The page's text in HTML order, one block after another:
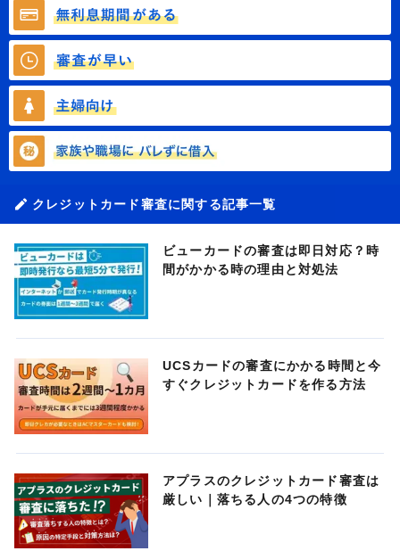
クレジットカード審査に関する記事一覧
ビューカードの審査は即日対応？時
間がかかる時の理由と対処法
UCSカードの審査にかかる時間と今
すぐクレジットカードを作る方法
アプラスのクレジットカード審査は
厳しい｜落ちる人の4つの特徴